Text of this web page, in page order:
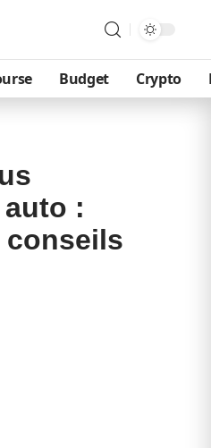
Budget Crypto
auto :
conseils